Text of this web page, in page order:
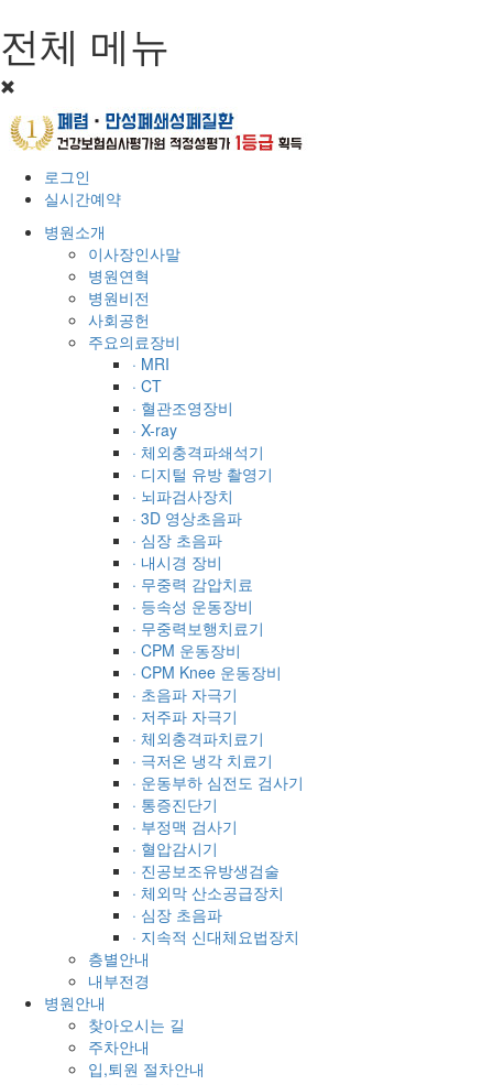
전체 메뉴
로그인
실시간예약
병원소개
이사장인사말
병원연혁
병원비전
사회공헌
주요의료장비
· MRI
· CT
· 혈관조영장비
· X-ray
· 체외충격파쇄석기
· 디지털 유방 촬영기
· 뇌파검사장치
· 3D 영상초음파
· 심장 초음파
· 내시경 장비
· 무중력 감압치료
· 등속성 운동장비
· 무중력보행치료기
· CPM 운동장비
· CPM Knee 운동장비
· 초음파 자극기
· 저주파 자극기
· 체외충격파치료기
· 극저온 냉각 치료기
· 운동부하 심전도 검사기
· 통증진단기
· 부정맥 검사기
· 혈압감시기
· 진공보조유방생검술
· 체외막 산소공급장치
· 심장 초음파
· 지속적 신대체요법장치
층별안내
내부전경
병원안내
찾아오시는 길
주차안내
입,퇴원 절차안내